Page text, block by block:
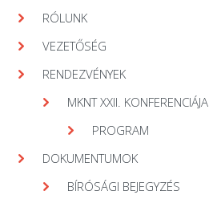
RÓLUNK
VEZETŐSÉG
RENDEZVÉNYEK
MKNT XXII. KONFERENCIÁJA
PROGRAM
DOKUMENTUMOK
BÍRÓSÁGI BEJEGYZÉS